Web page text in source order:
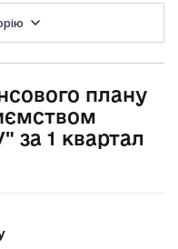
плану
за 1 квартал